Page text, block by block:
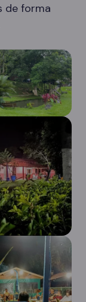
de forma